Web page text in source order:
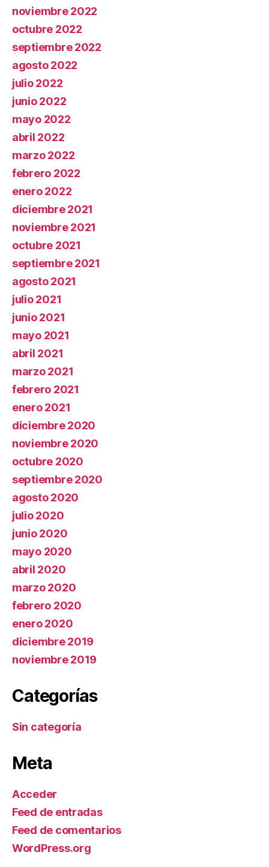
noviembre 2022
octubre 2022
septiembre 2022
agosto 2022
julio 2022
junio 2022
mayo 2022
abril 2022
marzo 2022
febrero 2022
enero 2022
diciembre 2021
noviembre 2021
octubre 2021
septiembre 2021
agosto 2021
julio 2021
junio 2021
mayo 2021
abril 2021
marzo 2021
febrero 2021
enero 2021
diciembre 2020
noviembre 2020
octubre 2020
septiembre 2020
agosto 2020
julio 2020
junio 2020
mayo 2020
abril 2020
marzo 2020
febrero 2020
enero 2020
diciembre 2019
noviembre 2019
Categorías
Sin categoría
Meta
Acceder
Feed de entradas
Feed de comentarios
WordPress.org